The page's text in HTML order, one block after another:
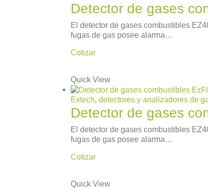
Detector de gases
El detector de gases combustibles
fugas de gas posee alarma…
Cotizar
Quick View
Extech, detectores y analizadores de
Detector de gases
El detector de gases combustibles
fugas de gas posee alarma…
Cotizar
Quick View